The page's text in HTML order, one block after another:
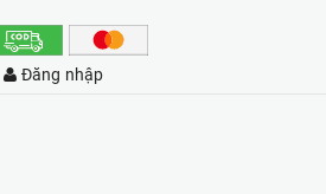
Đăng nhập